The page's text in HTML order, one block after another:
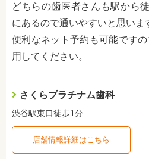
どちらの歯医者さんも駅から
にあるので通いやすいと思いま
便利なネット予約も可能です
用してください。
さくらプラチナム歯科
渋谷駅東口徒歩1分
店舗情報詳細はこちら